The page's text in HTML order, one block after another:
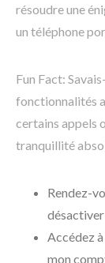
résoudre une
un téléphone
Fun Fact:
fonctionnalités
certains appels
tranquillité
Rendez-
Accédez à
mon